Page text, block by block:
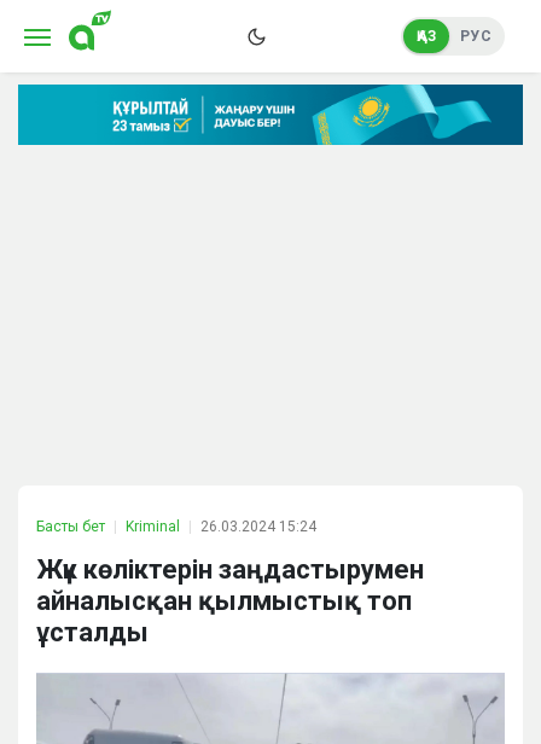
ҚАЗ РУС
Басты бет Kriminal 26.03.2024 15:24
Жүк көліктерін заңдастырумен
айналысқан қылмыстық топ
ұсталды